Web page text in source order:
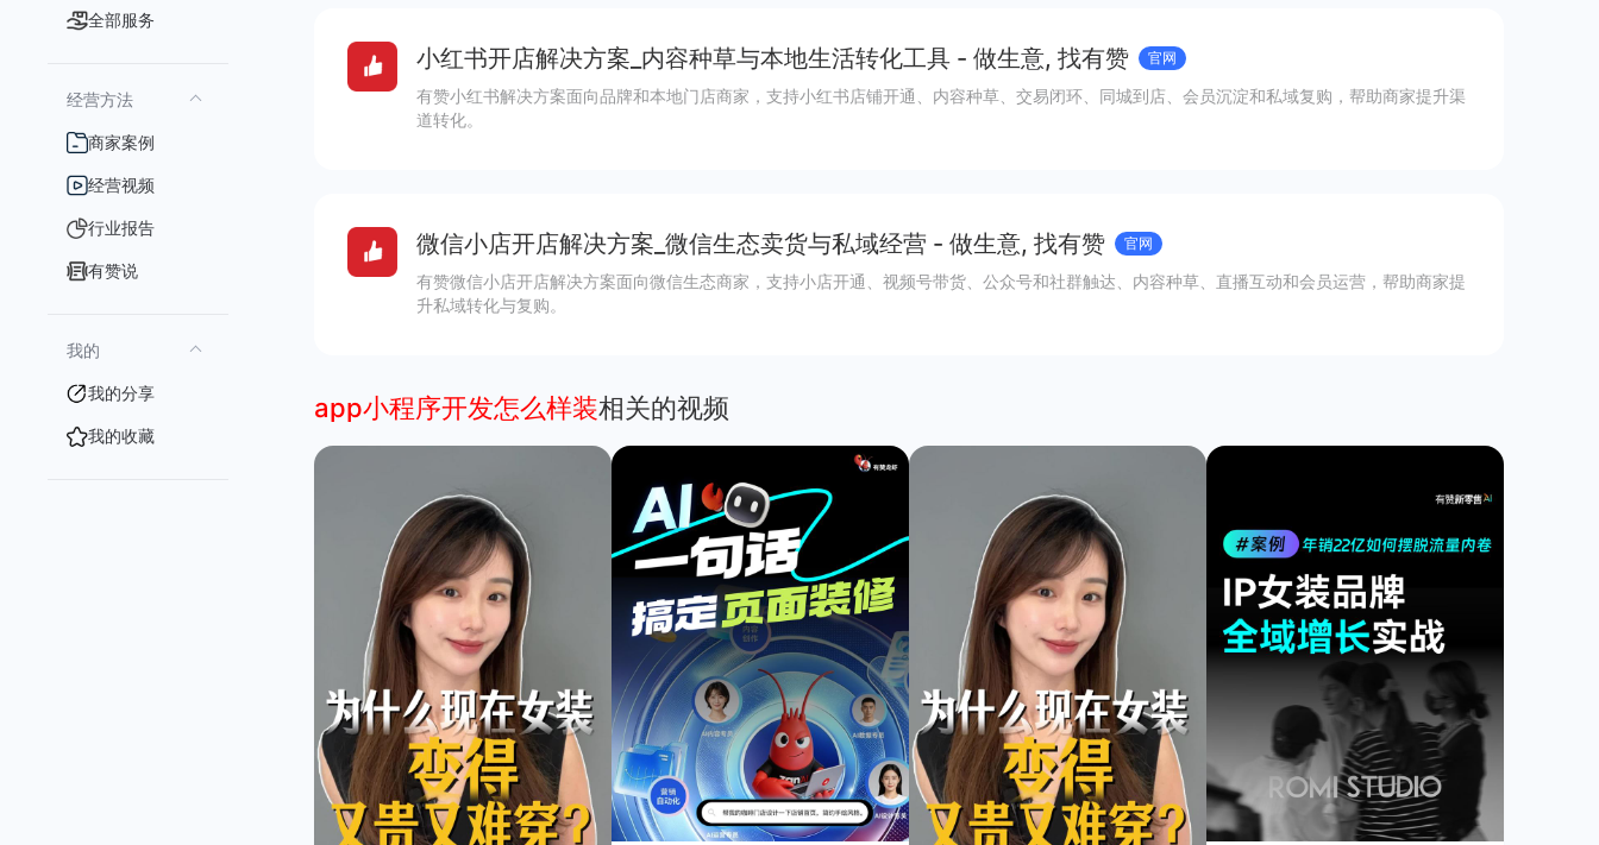
全部服务
经营方法
商家案例
经营视频
行业报告
有赞说
我的
我的分享
我的收藏
小红书开店解决方案_内容种草与本地生活转化工具 - 做生意, 找有赞 官网
有赞小红书解决方案面向品牌和本地门店商家，支持小红书店铺开通、内容种草、交易闭环、同城到店、会员沉淀和私域复购，帮助商家提升渠
道转化。
微信小店开店解决方案_微信生态卖货与私域经营 - 做生意, 找有赞 官网
有赞微信小店开店解决方案面向微信生态商家，支持小店开通、视频号带货、公众号和社群触达、内容种草、直播互动和会员运营，帮助商家提
升私域转化与复购。
app小程序开发怎么样装相关的视频